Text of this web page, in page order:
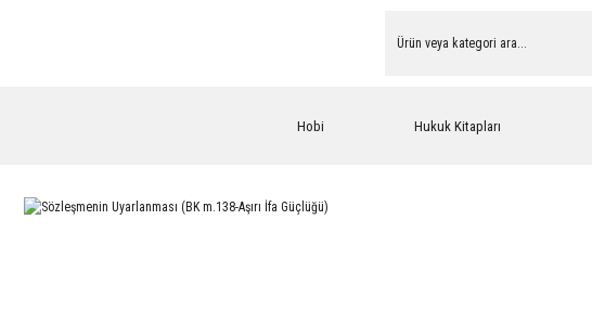
Hobi Hukuk Kitapları